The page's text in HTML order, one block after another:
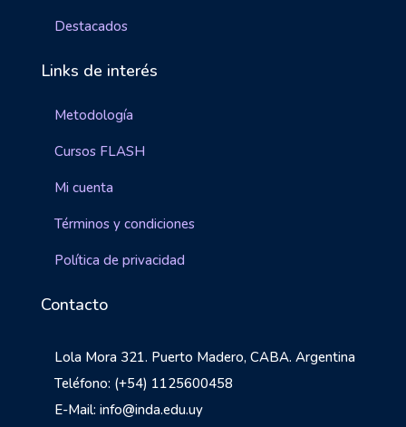
Destacados
Links de interés
Metodología
Cursos FLASH
Mi cuenta
Términos y condiciones
Política de privacidad
Contacto
Lola Mora 321. Puerto Madero, CABA. Argentina
Teléfono: (+54) 1125600458
E-Mail: info@inda.edu.uy